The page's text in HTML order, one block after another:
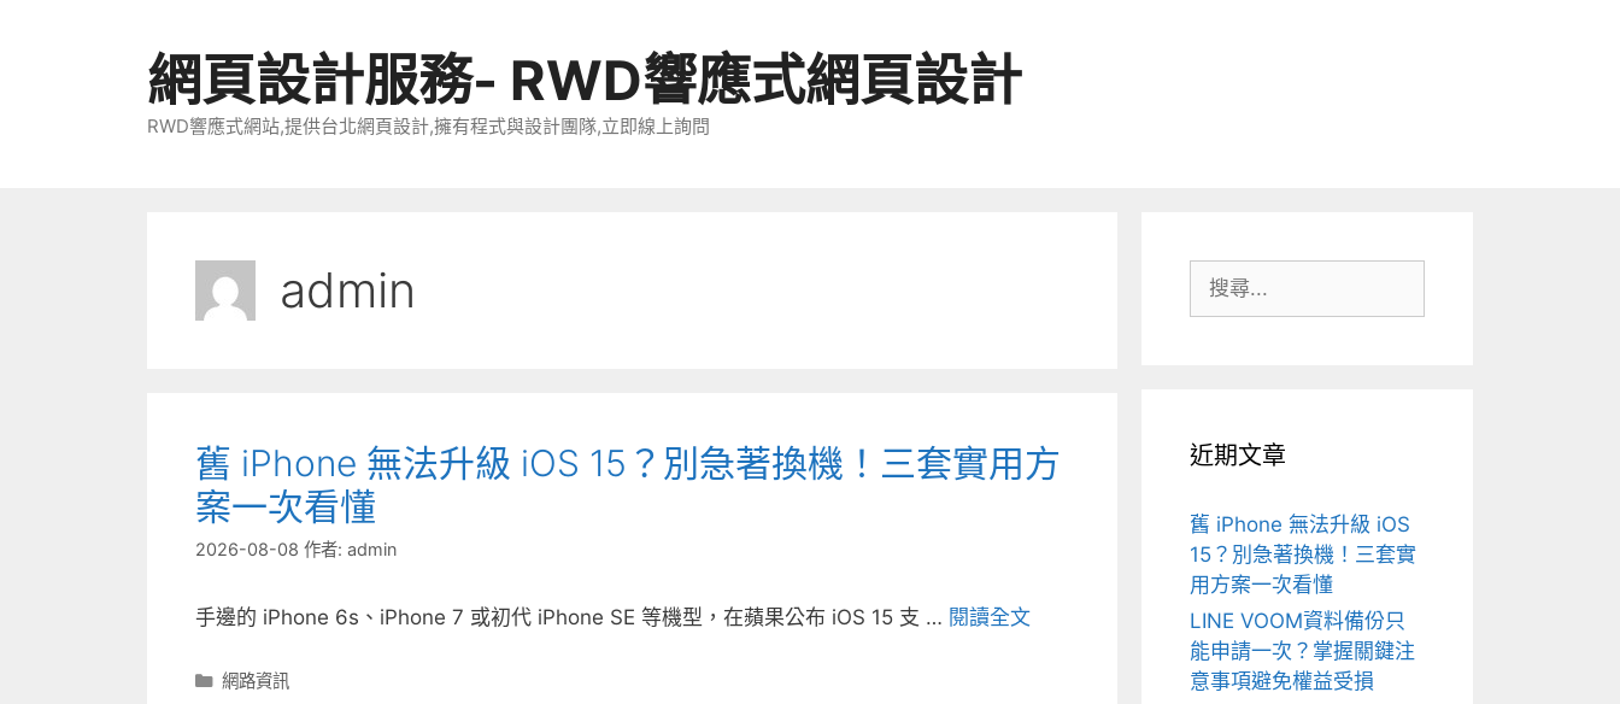
網頁設計服務- RWD響應式網頁設計
RWD響應式網站,提供台北網頁設計,擁有程式與設計團隊,立即線上詢問
admin
舊 iPhone 無法升級 iOS 15？別急著換機！三套實用方
案一次看懂
2026-08-08 作者: admin
手邊的 iPhone 6s、iPhone 7 或初代 iPhone SE 等機型，在蘋果公布 iOS 15 支 … 閱讀全文
分
網路資訊
尋:
近期文章
舊 iPhone 無法升級 iOS
15？別急著換機！三套實
用方案一次看懂
LINE VOOM資料備份只
能申請一次？掌握關鍵注
意事項避免權益受損